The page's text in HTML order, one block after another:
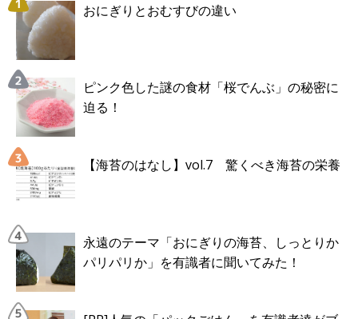
おにぎりとおむすびの違い
ピンク色した謎の食材「桜でんぶ」の秘密に
迫る！
【海苔のはなし】vol.7 驚くべき海苔の栄養
永遠のテーマ「おにぎりの海苔、しっとりか
パリパリか」を有識者に聞いてみた！